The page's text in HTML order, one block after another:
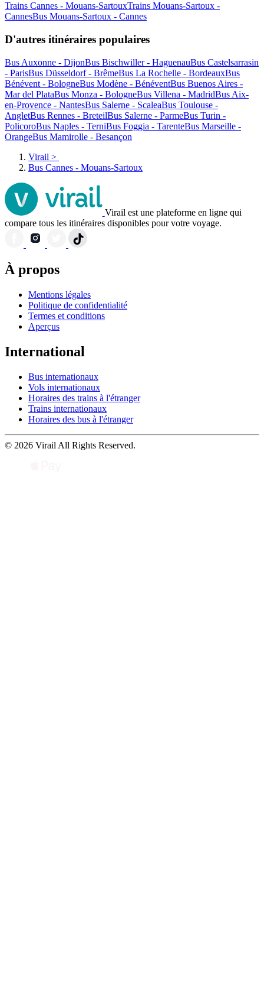
Trains Cannes - Mouans-SartouxTrains Mouans-Sartoux -
CannesBus Mouans-Sartoux - Cannes
D'autres itinéraires populaires
Bus Auxonne - DijonBus Bischwiller - HaguenauBus Castelsarrasin
- ParisBus Düsseldorf - BrêmeBus La Rochelle - BordeauxBus
Bénévent - BologneBus Modène - BénéventBus Buenos Aires -
Mar del PlataBus Monza - BologneBus Villena - MadridBus Aix-
en-Provence - NantesBus Salerne - ScaleaBus Toulouse -
AngletBus Rennes - BreteilBus Salerne - ParmeBus Turin -
PolicoroBus Naples - TerniBus Foggia - TarenteBus Marseille -
OrangeBus Mamirolle - Besançon
Virail >
Bus Cannes - Mouans-Sartoux
Virail est une plateforme en ligne qui
compare tous les itinéraires disponibles pour votre voyage.
À propos
Mentions légales
Politique de confidentialité
Termes et conditions
Aperçus
International
Bus internationaux
Vols internationaux
Horaires des trains à l'étranger
Trains internationaux
Horaires des bus à l'étranger
© 2026 Virail All Rights Reserved.